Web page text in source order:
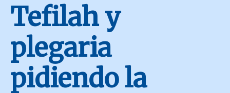
Tefilah y
plegaria
pidiendo la